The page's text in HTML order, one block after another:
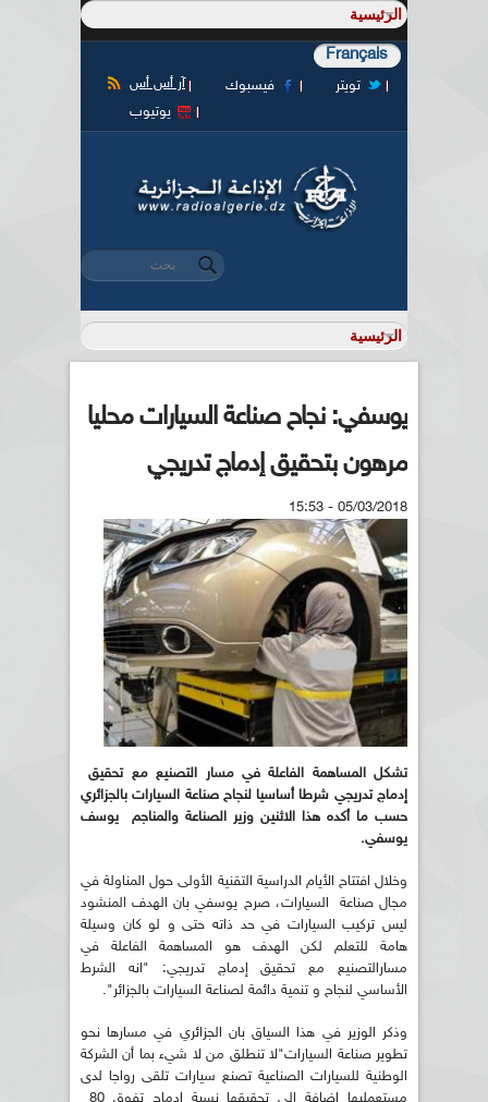
Français
آر أس أس فيسبوك
تويتر
يوتيوب
استمارة البحث
‏بحث ‏
يوسفي: نجاح صناعة السيارات محليا
مرهون بتحقيق إدماج تدريجي
05/03/2018 - 15:53
تشكل المساهمة الفاعلة في مسار التصنيع مع تحقيق
إدماج تدريجي شرطا أساسيا لنجاح صناعة السيارات بالجزائري
حسب ما أكده هذا الاثنين وزير الصناعة والمناجم يوسف
يوسفي.
وخلال افتتاح الأيام الدراسية التقنية الأولى حول المناولة في
مجال صناعة السيارات، صرح يوسفي بان الهدف المنشود
ليس تركيب السيارات في حد ذاته حتى و لو كان وسيلة
هامة للتعلم لكن الهدف هو المساهمة الفاعلة في
مسارالتصنيع مع تحقيق إدماج تدريجي: "انه الشرط
الأساسي لنجاح و تنمية دائمة لصناعة السيارات بالجزائر".
وذكر الوزير في هذا السياق بان الجزائري في مسارها نحو
تطوير صناعة السيارات"لا تنطلق من لا شيء بما أن الشركة
الوطنية للسيارات الصناعية تصنع سيارات تلقى رواجا لدى